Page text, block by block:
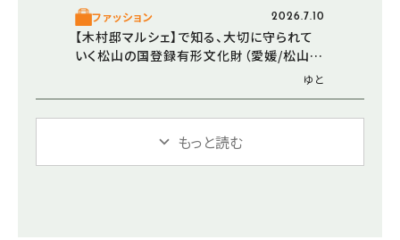
ファッション 2026.7.10
【木村邸マルシェ】で知る、大切に守られて
いく松山の国登録有形文化財（愛媛/松山
ゆと
もっと読む